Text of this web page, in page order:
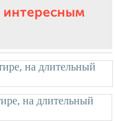
интересным